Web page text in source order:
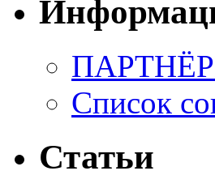
Список
Статьи